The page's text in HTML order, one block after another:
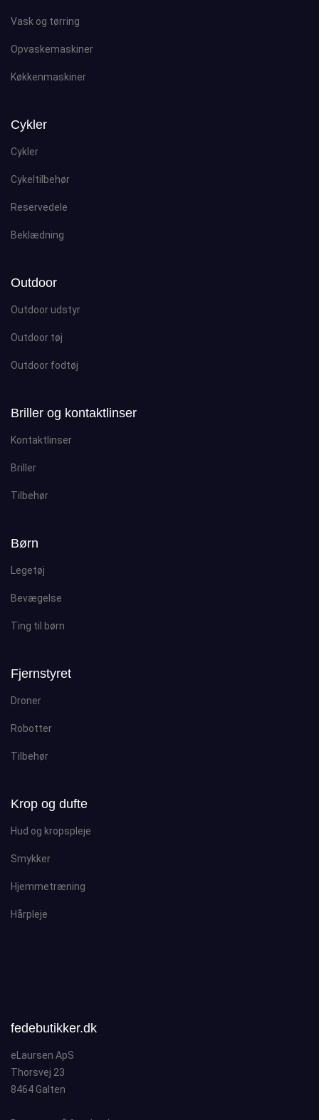
Vask og tørring
Opvaskemaskiner
Køkkenmaskiner
Cykler
Cykler
Cykeltilbehør
Reservedele
Beklædning
Outdoor
Outdoor udstyr
Outdoor tøj
Outdoor fodtøj
Briller og kontaktlinser
Kontaktlinser
Briller
Tilbehør
Børn
Legetøj
Bevægelse
Ting til børn
Fjernstyret
Droner
Robotter
Tilbehør
Krop og dufte
Hud og kropspleje
Smykker
Hjemmetræning
Hårpleje
fedebutikker.dk
eLaursen ApS
Thorsvej 23
8464 Galten